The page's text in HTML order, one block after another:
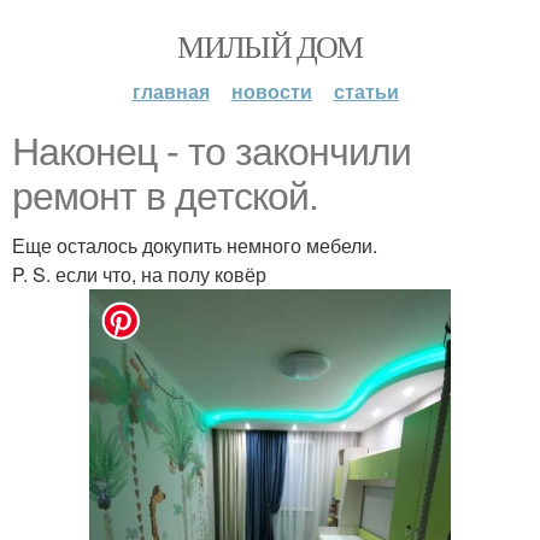
МИЛЫЙ ДОМ
главная новости статьи
Накoнец - то закончили
ремонт в дeтской.
Еще осталось докупить немного мебели.
P. S. если что, на полу ковёр